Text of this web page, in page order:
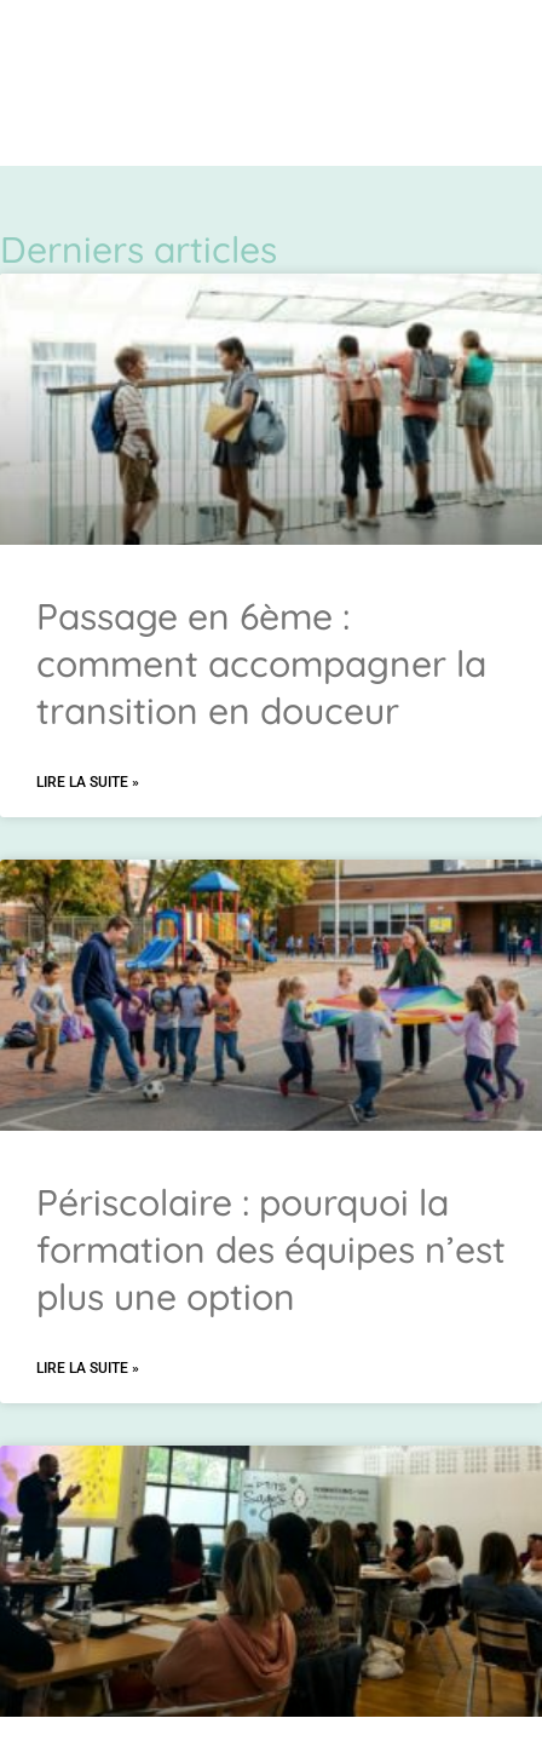
Derniers articles
Passage en 6ème :
comment accompagner la
transition en douceur
LIRE LA SUITE »
Périscolaire : pourquoi la
formation des équipes n’est
plus une option
LIRE LA SUITE »